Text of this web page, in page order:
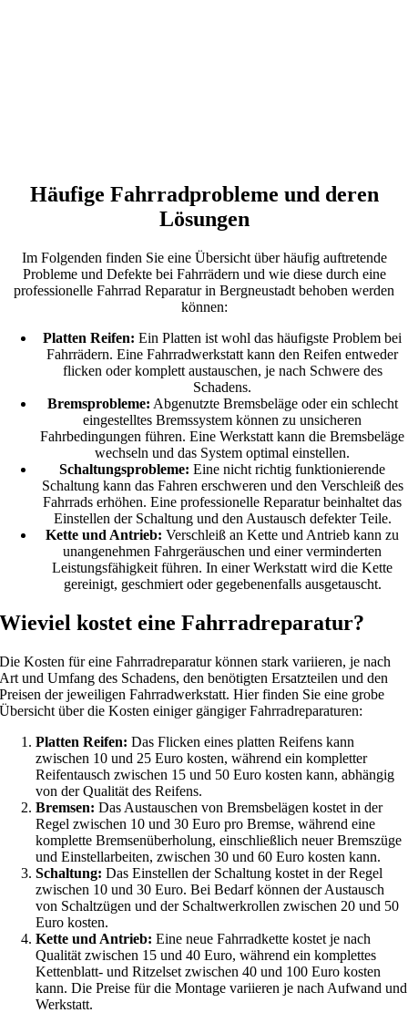
Häufige Fahrradprobleme und deren
Lösungen
Im Folgenden finden Sie eine Übersicht über häufig auftretende
Probleme und Defekte bei Fahrrädern und wie diese durch eine
professionelle Fahrrad Reparatur in Bergneustadt behoben werden
können:
Platten Reifen: Ein Platten ist wohl das häufigste Problem bei
Fahrrädern. Eine Fahrradwerkstatt kann den Reifen entweder
flicken oder komplett austauschen, je nach Schwere des
Schadens.
Bremsprobleme: Abgenutzte Bremsbeläge oder ein schlecht
eingestelltes Bremssystem können zu unsicheren
Fahrbedingungen führen. Eine Werkstatt kann die Bremsbeläge
wechseln und das System optimal einstellen.
Schaltungsprobleme: Eine nicht richtig funktionierende
Schaltung kann das Fahren erschweren und den Verschleiß des
Fahrrads erhöhen. Eine professionelle Reparatur beinhaltet das
Einstellen der Schaltung und den Austausch defekter Teile.
Kette und Antrieb: Verschleiß an Kette und Antrieb kann zu
unangenehmen Fahrgeräuschen und einer verminderten
Leistungsfähigkeit führen. In einer Werkstatt wird die Kette
gereinigt, geschmiert oder gegebenenfalls ausgetauscht.
Wieviel kostet eine Fahrradreparatur?
Die Kosten für eine Fahrradreparatur können stark variieren, je nach
Art und Umfang des Schadens, den benötigten Ersatzteilen und den
Preisen der jeweiligen Fahrradwerkstatt. Hier finden Sie eine grobe
Übersicht über die Kosten einiger gängiger Fahrradreparaturen:
Platten Reifen: Das Flicken eines platten Reifens kann
zwischen 10 und 25 Euro kosten, während ein kompletter
Reifentausch zwischen 15 und 50 Euro kosten kann, abhängig
von der Qualität des Reifens.
Bremsen: Das Austauschen von Bremsbelägen kostet in der
Regel zwischen 10 und 30 Euro pro Bremse, während eine
komplette Bremsenüberholung, einschließlich neuer Bremszüge
und Einstellarbeiten, zwischen 30 und 60 Euro kosten kann.
Schaltung: Das Einstellen der Schaltung kostet in der Regel
zwischen 10 und 30 Euro. Bei Bedarf können der Austausch
von Schaltzügen und der Schaltwerkrollen zwischen 20 und 50
Euro kosten.
Kette und Antrieb: Eine neue Fahrradkette kostet je nach
Qualität zwischen 15 und 40 Euro, während ein komplettes
Kettenblatt- und Ritzelset zwischen 40 und 100 Euro kosten
kann. Die Preise für die Montage variieren je nach Aufwand und
Werkstatt.